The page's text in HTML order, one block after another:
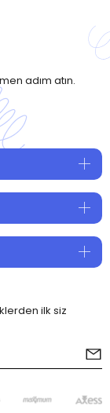
ilk siz
adım atın.